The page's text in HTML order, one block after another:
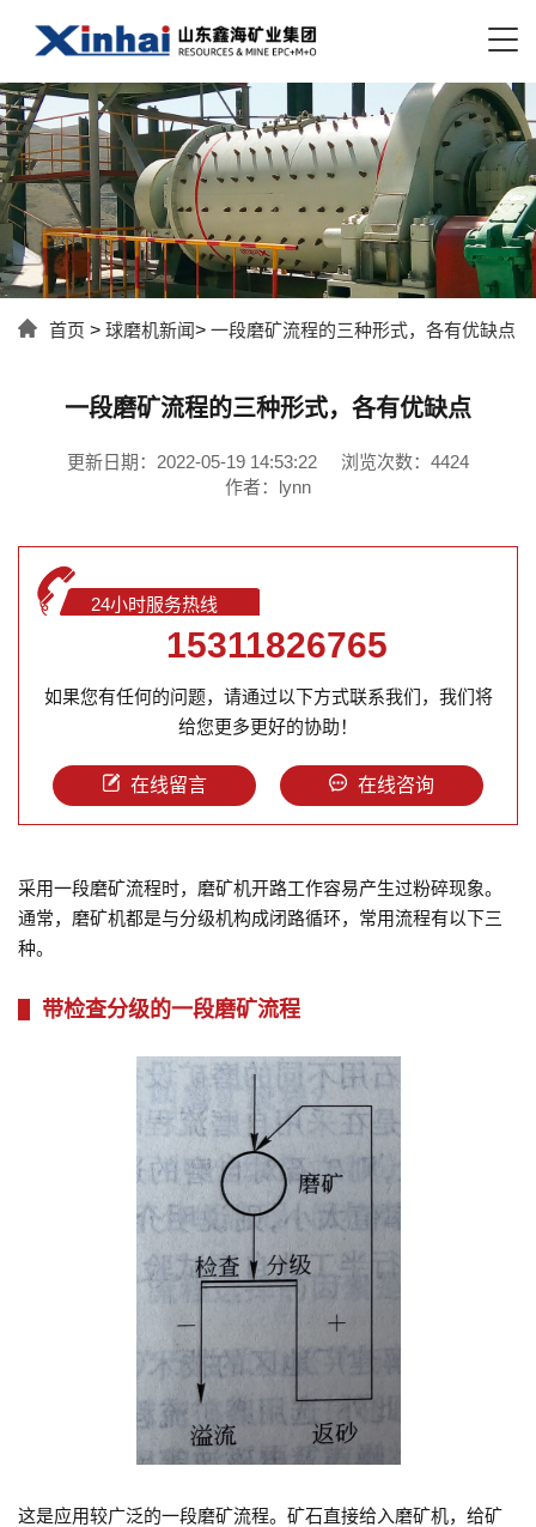
首页 > 球磨机新闻> 一段磨矿流程的三种形式，各有优缺点
一段磨矿流程的三种形式，各有优缺点
更新日期：2022-05-19 14:53:22
浏览次数：4424
作者：lynn
24小时服务热线
15311826765
如果您有任何的问题，请通过以下方式联系我们，我们将
给您更多更好的协助！
在线留言 在线咨询
采用一段磨矿流程时，磨矿机开路工作容易产生过粉碎现象。
通常，磨矿机都是与分级机构成闭路循环，常用流程有以下三
种。
带检查分级的一段磨矿流程
这是应用较广泛的一段磨矿流程。矿石直接给入磨矿机，给矿